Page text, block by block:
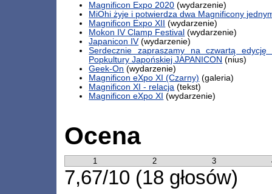
Magnificon Expo 2020 (wydarzenie)
MiOhi żyje i potwierdza dwa Magnificony
Magnificon Expo XII
(wydarzenie)
Mokon IV Clamp Festival (wydarzenie)
Japanicon IV(wydarzenie)
Serdecznie zapraszamy na czwartą
Popkultury Japońskiej JAPANICON (nius)
Geek-On (wydarzenie)
Magnificon eXpo XI (Czarny) (galeria)
Magnificon XI - relacja (tekst)
Magnificon eXpo XI (wydarzenie)
Ocena
1 2 3
7,67/10 (18 głosów)